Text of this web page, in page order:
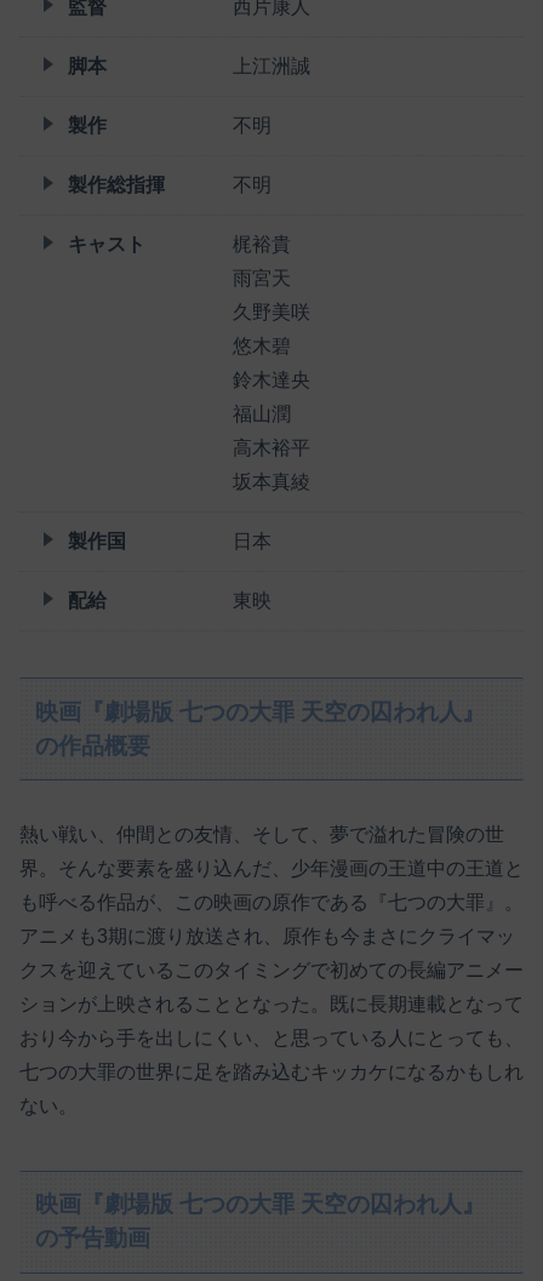
監督 西片康人
脚本 上江洲誠
製作 不明
製作総指揮 不明
キャスト
梶裕貴
雨宮天
久野美咲
悠木碧
鈴木達央
福山潤
高木裕平
坂本真綾
製作国 日本
配給 東映
映画『劇場版 七つの大罪 天空の囚われ人』
の作品概要
熱い戦い、仲間との友情、そして、夢で溢れた冒険の世
界。そんな要素を盛り込んだ、少年漫画の王道中の王道と
も呼べる作品が、この映画の原作である『七つの大罪』。
アニメも3期に渡り放送され、原作も今まさにクライマッ
クスを迎えているこのタイミングで初めての長編アニメー
ションが上映されることとなった。既に長期連載となって
おり今から手を出しにくい、と思っている人にとっても、
七つの大罪の世界に足を踏み込むキッカケになるかもしれ
ない。
映画『劇場版 七つの大罪 天空の囚われ人』
の予告動画